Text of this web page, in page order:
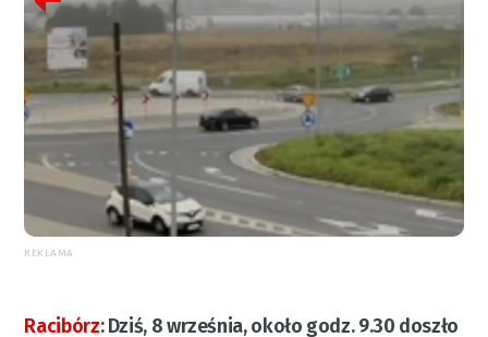
REKLAMA
Racibórz:Dziś, 8 września, około godz. 9.30 doszło